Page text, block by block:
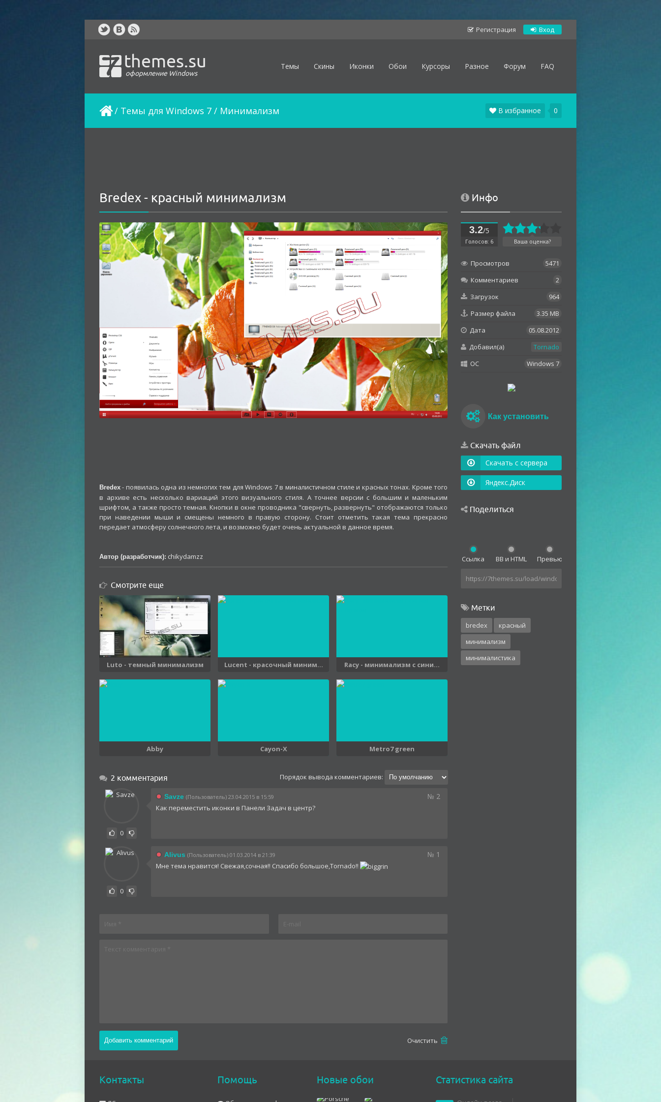
Регистрация Вход
themes.su
оформление Windows
Темы Скины Иконки Обои Курсоры Разное Форум FAQ
/ Темы для Windows 7 / Минимализм 0
В избранное
Bredex - красный минимализм
Bredex - появилась одна из немногих тем для Windows 7 в миналистичном стиле и красных тонах. Кроме того
в архиве есть несколько вариаций этого визуального стиля. А точнее версии с большим и маленьким
шрифтом, а также просто темная. Кнопки в окне проводника "свернуть, развернуть" отображаются только
при наведении мыши и смещены немного в правую сторону. Стоит отметить такая тема прекрасно
передает атмосферу солнечного лета, и возможно будет очень актуальной в данное время.
Автор (разработчик): chikydamzz
Смотрите еще
Luto - темный минимализм Lucent - красочный миним... Racy - минимализм с сини...
Abby Cayon-X Metro7 green
2 комментария Порядок вывода комментариев:
0
Savze (Пользователь) 23.04.2015 в 15:59 № 2
Как переместить иконки в Панели Задач в центр?
0
Alivus (Пользователь) 01.03.2014 в 21:39 № 1
Мне тема нравится! Свежая,сочная!! Спасибо большое,Tornado!!
Oчистить
Инфо
3.2/5
Голосов: 6 Ваша оценка?
Просмотров
5471
Комментариев
2
Загрузок
964
Размер файла
3.35 MB
Дата
05.08.2012
Добавил(а)
Tornado
OC
Windows 7
Как установить
Скачать файл
Скачать с сервера
Яндекс.Диск
Поделиться
Ссылка BB и HTML Превью
Метки
bredex
красный
минимализм
минималистика
Контакты Помощь Новые обои Статистика сайта